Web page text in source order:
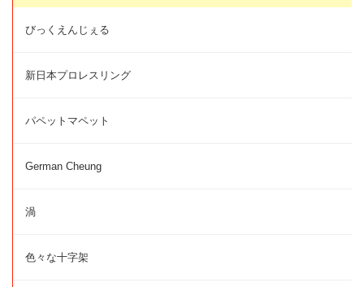
びっくえんじぇる
新日本プロレスリング
パペットマペット
German Cheung
渦
色々な十字架